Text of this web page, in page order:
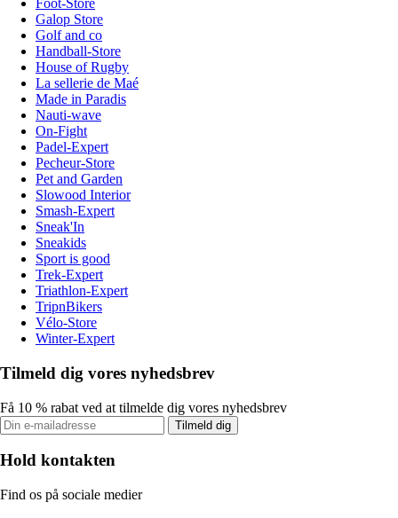
Foot-Store
Galop Store
Golf and co
Handball-Store
House of Rugby
La sellerie de Maé
Made in Paradis
Nauti-wave
On-Fight
Padel-Expert
Pecheur-Store
Pet and Garden
Slowood Interior
Smash-Expert
Sneak'In
Sneakids
Sport is good
Trek-Expert
Triathlon-Expert
TripnBikers
Vélo-Store
Winter-Expert
Tilmeld dig vores nyhedsbrev
Få 10 % rabat ved at tilmelde dig vores nyhedsbrev
Tilmeld dig
Hold kontakten
Find os på sociale medier